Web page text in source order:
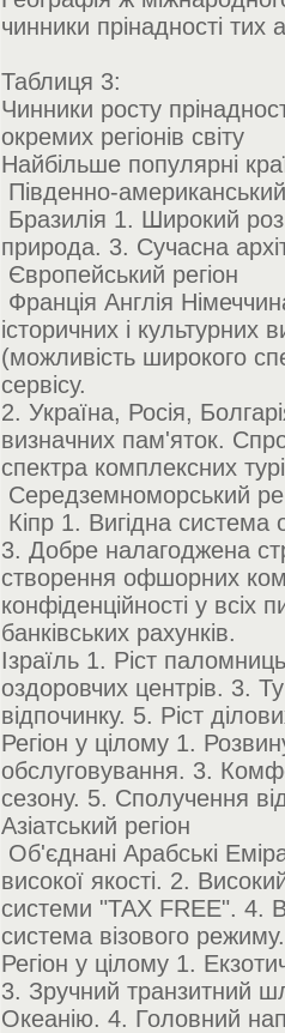
чинники прінадності тих
Таблиця 3:
Чинники росту
окремих регіонів світу
Найбільше популярні
Південно-американський
Бразилія 1. Широкий
природа. 3. Сучасна
Європейський регіон
Франція Англія
історичних і
(можливість широкого
сервісу.
2. Україна, Росія,
визначних пам'яток.
спектра комплексних
Середземноморський
Кіпр 1. Вигідна
3. Добре налагоджена
створення офшорних
конфіденційності у всіх
банківських рахунків.
Ізраїль 1. Ріст
оздоровчих центрів. 3.
відпочинку. 5. Ріст
Регіон у цілому 1.
обслуговування. 3.
сезону. 5. Сполучення
Азіатський регіон
Об'єднані Арабські
високої якості. 2.
системи "TAX FREE". 4.
система візового режиму.
Регіон у цілому 1.
3. Зручний транзитний
Океанію. 4. Головний